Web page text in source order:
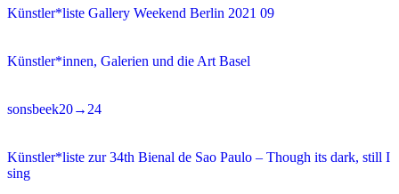
Künstler*liste Gallery Weekend Berlin 2021 09
Künstler*innen, Galerien und die Art Basel
sonsbeek20→24
Künstler*liste zur 34th Bienal de Sao Paulo – Though its dark, still I
sing